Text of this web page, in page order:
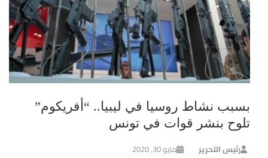
بسبب نشاط روسيا في ليبيا.. “أفريكوم”
تلوح بنشر قوات في تونس
رئيس التحرير مايو 30, 2020